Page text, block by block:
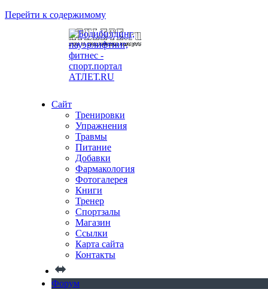
Перейти к содержимому
Сайт
Тренировки
Упражнения
Травмы
Питание
Добавки
Фармакология
Фотогалерея
Книги
Тренер
Спортзалы
Магазин
Ссылки
Карта сайта
Контакты
Форум